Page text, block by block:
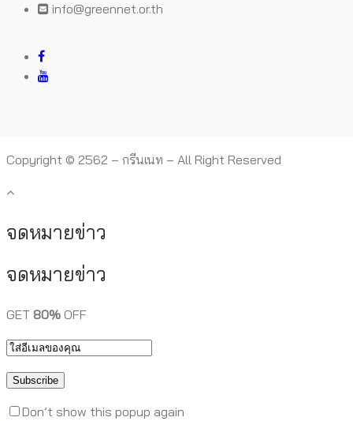
info@greennet.or.th
Copyright © 2562 – กรีนเนท – All Right Reserved
จดหมายข่าว
จดหมายข่าว
GET 80% OFF
Don’t show this popup again